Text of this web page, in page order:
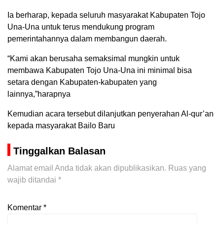
Ia berharap, kepada seluruh masyarakat Kabupaten Tojo
Una-Una untuk terus mendukung program
pemerintahannya dalam membangun daerah.
“Kami akan berusaha semaksimal mungkin untuk
membawa Kabupaten Tojo Una-Una ini minimal bisa
setara dengan Kabupaten-kabupaten yang
lainnya,”harapnya
Kemudian acara tersebut dilanjutkan penyerahan Al-qur’an
kepada masyarakat Bailo Baru
Tinggalkan Balasan
Alamat email Anda tidak akan dipublikasikan. Ruas yang
wajib ditandai *
Komentar *